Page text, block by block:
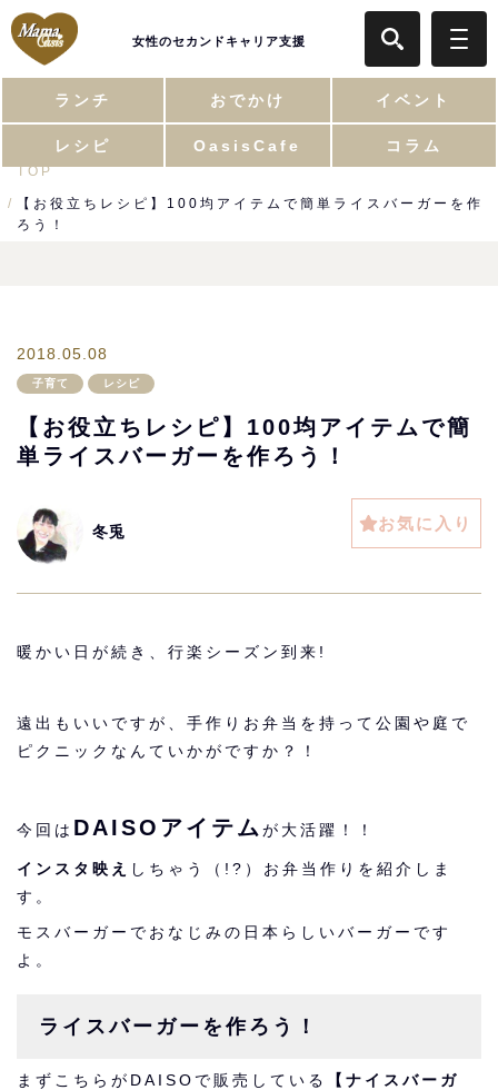
女性のセカンドキャリア支援
ランチ おでかけ イベント
レシピ OasisCafe コラム
TOP
【お役立ちレシピ】100均アイテムで簡単ライスバーガーを作
ろう！
2018.05.08
子育て レシピ
【お役立ちレシピ】100均アイテムで簡
単ライスバーガーを作ろう！
冬兎 お気に入り
暖かい日が続き、行楽シーズン到来!
遠出もいいですが、手作りお弁当を持って公園や庭で
ピクニックなんていかがですか？！
今回は DAISOアイテム が大活躍！！
インスタ映え
しちゃう（!?）お弁当作りを紹介しま
す。
モスバーガーでおなじみの日本らしいバーガーです
よ。
ライスバーガーを作ろう！
まずこちらがDAISOで販売している
【ナイスバーガ